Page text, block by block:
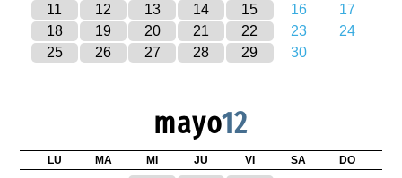
11
12 13 14 15 16
17
18
19 20 21 22 23
24
25
26 27 28 29 30
mayo12
LU MA MI JU VI SA DO